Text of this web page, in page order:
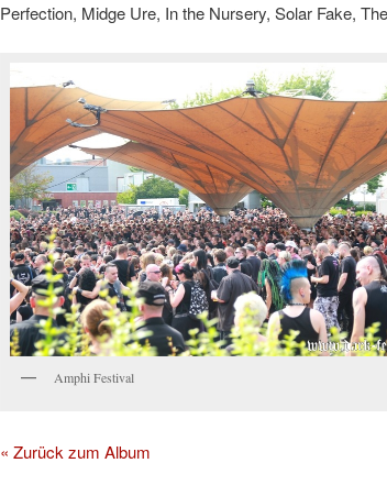
Perfection, Midge Ure, In the Nursery, Solar Fake,
Amphi Festival
« Zurück zum Album